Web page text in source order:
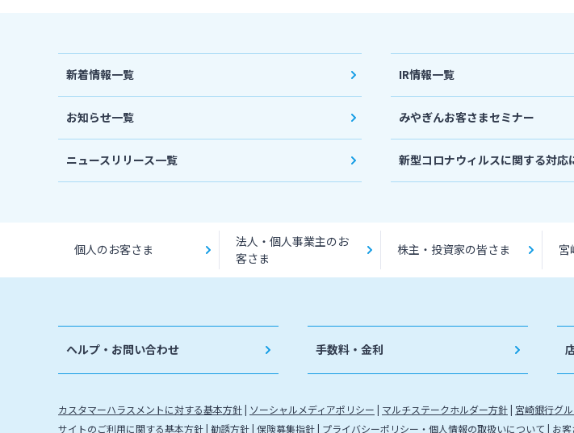
新着情報一覧
お知らせ一覧
ニュースリリース一覧
IR情報一覧
みやぎんお客さまセミナー
新型コロナウィルスに関する対応
個人のお客さま
法人・個人事業主のお
客さま
株主・投資家の皆さま 宮
ヘルプ・お問い合わせ 手数料・金利
カスタマーハラスメントに対する基本方針 ソーシャルメディアポリシー マルチステークホルダー方針 宮崎銀行グ
サイトのご利用に関する基本方針 勧誘方針 保険募集指針 プライバシーポリシー・個人情報の取扱いについて お